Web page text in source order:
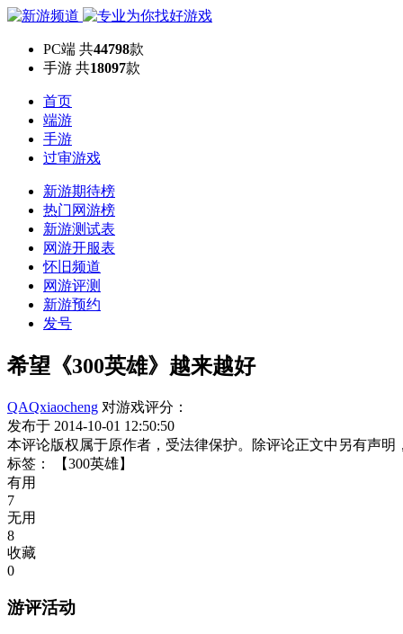
PC端 共44798款
手游 共18097款
首页
端游
手游
过审游戏
新游期待榜
热门网游榜
新游测试表
网游开服表
怀旧频道
网游评测
新游预约
发号
希望《300英雄》越来越好
QAQxiaocheng 对游戏评分：
发布于 2014-10-01 12:50:50
本评论版权属于原作者，受法律保护。除评论正文中另有声
标签：
【300英雄】
有用
7
无用
8
收藏
0
游评活动